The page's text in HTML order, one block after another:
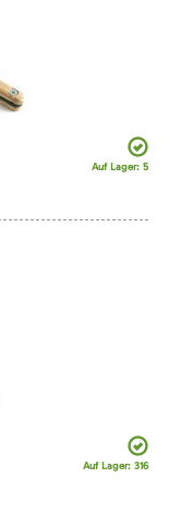
Auf Lager: 5
Auf Lager: 316